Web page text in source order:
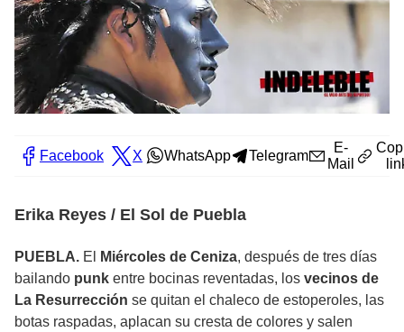
Facebook X WhatsApp Telegram
E-
Mail
Erika Reyes / El Sol de Puebla
PUEBLA. El Miércoles de Ceniza, después de tres días
bailando punk entre bocinas reventadas, los vecinos de
La Resurrección se quitan el chaleco de estoperoles, las
botas raspadas, aplacan su cresta de colores y salen